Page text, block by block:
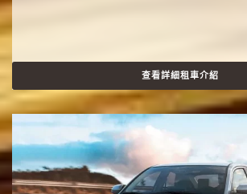
查看詳細租車介紹